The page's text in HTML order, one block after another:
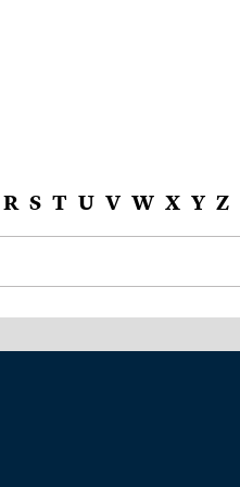
R S T U V W X Y Z